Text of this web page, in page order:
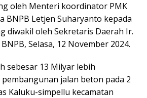
oleh Menteri koordinator PMK
BNPB Letjen Suharyanto kepada
diwakil oleh Sekretaris Daerah Ir.
Selasa, 12 November 2024.
sebesar 13 Milyar lebih
jalan beton pada 2
Kaluku-simpellu kecamatan